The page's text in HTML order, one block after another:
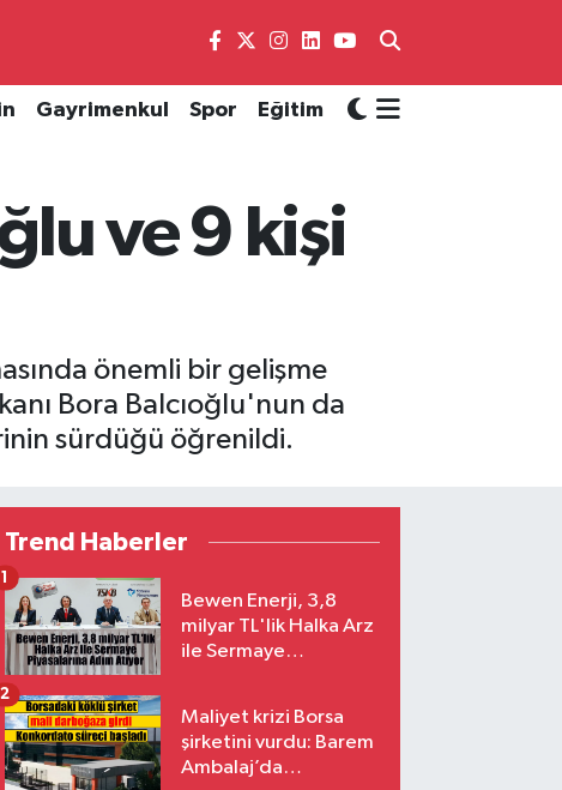
Gayrimenkul Spor Eğitim
ve 9 kişi
önemli bir gelişme
Bora Balcıoğlu'nun da
sürdüğü öğrenildi.
Trend Haberler
Bewen Enerji, 3,8
milyar TL'lik Halka Arz
ile Sermaye
1
Maliyet krizi Borsa
şirketini vurdu: Barem
Ambalaj’da
2